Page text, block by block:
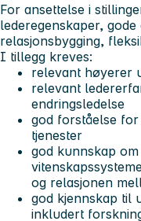
For ansettelse i
lederegenskaper,
relasjonsbygging,
I tillegg kreves:
relevant høyerer
relevant
endringsledelse
god forståelse
tjenester
god kunnskap
og relasjonen
god kjennskap til
inkludert